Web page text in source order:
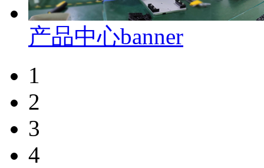
产品中心banner
1
2
3
4